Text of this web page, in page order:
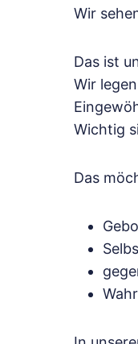
Wir
Das ist
Wir
Wichtig
Das